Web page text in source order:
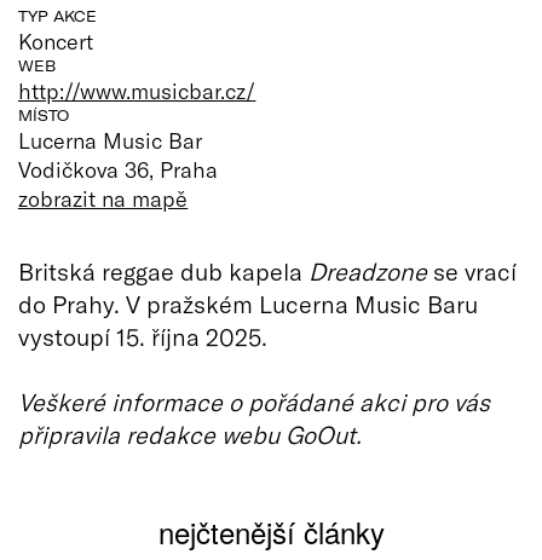
TYP AKCE
Koncert
WEB
http://www.musicbar.cz/
MÍSTO
Lucerna Music Bar
Vodičkova 36, Praha
zobrazit na mapě
Britská reggae dub kapela Dreadzonese vrací
do Prahy. V pražském Lucerna Music Baru
vystoupí 15. října 2025.
Veškeré informace o pořádané akci pro vás
připravila redakce webu GoOut.
nejčtenější články